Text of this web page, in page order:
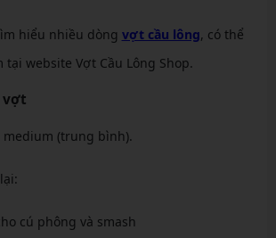
hiểu nhiều dòng vợt cầu lông, có thể
tại website Vợt Cầu Lông Shop.
vợt
(trung bình).
cú phông và smash